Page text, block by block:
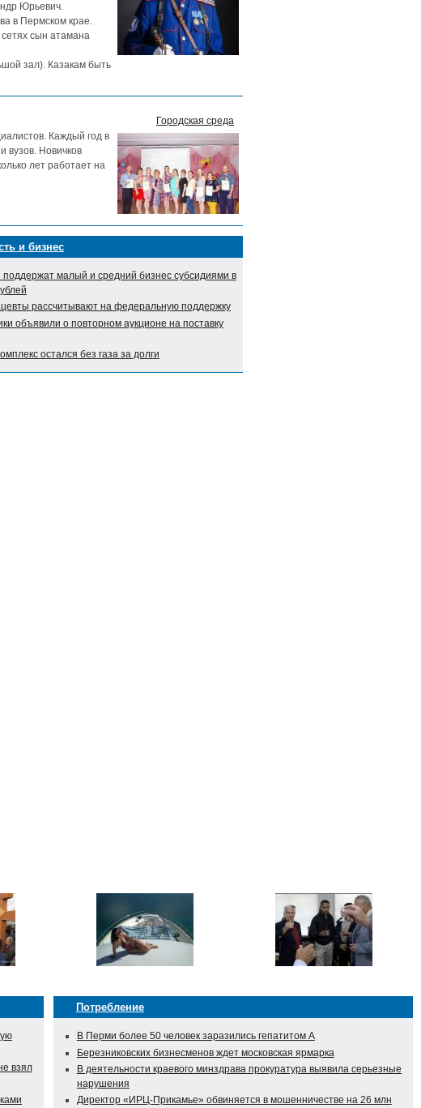
Юрьевич.
в Пермском крае.
сын атамана
зал). Казакам быть
Городская среда
Каждый год в
вузов. Новичков
лет работает на
и бизнес
поддержат малый и средний бизнес субсидиями в
рассчитывают на федеральную поддержку
объявили о повторном аукционе на поставку
остался без газа за долги
взял
Потребление
В Перми более 50 человек заразились гепатитом А
Березниковских бизнесменов ждет московская ярмарка
В деятельности краевого минздрава прокуратура выявила серьезные
нарушения
Директор «ИРЦ-Прикамье» обвиняется в мошенничестве на 26 млн